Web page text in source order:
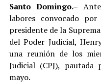
Santo Domingo.–
labores convocado
presidente de la
del Poder Judicial,
una reunión de los
Judicial (CPJ),
mayo.